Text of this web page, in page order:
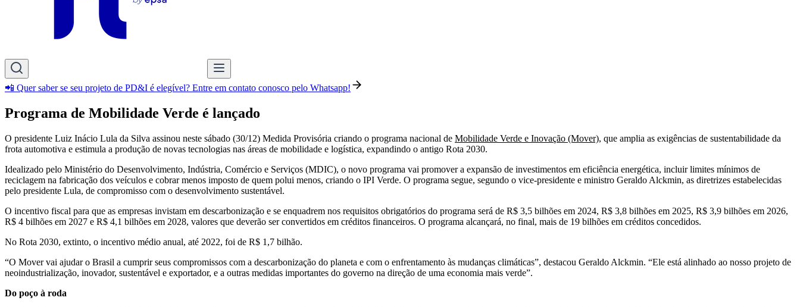
📲 Quer saber se seu projeto de PD&I é elegível? Entre em contato conosco pelo Whatsapp!
Programa de Mobilidade Verde é lançado
O presidente Luiz Inácio Lula da Silva assinou neste sábado (30/12) Medida Provisória criando o programa nacional de Mobilidade Verde e Inovação (Mover), que amplia as exigências de sustentabilidade da
frota automotiva e estimula a produção de novas tecnologias nas áreas de mobilidade e logística, expandindo o antigo Rota 2030.
Idealizado pelo Ministério do Desenvolvimento, Indústria, Comércio e Serviços (MDIC), o novo programa vai promover a expansão de investimentos em eficiência energética, incluir limites mínimos de
reciclagem na fabricação dos veículos e cobrar menos imposto de quem polui menos, criando o IPI Verde. O programa segue, segundo o vice-presidente e ministro Geraldo Alckmin, as diretrizes estabelecidas
pelo presidente Lula, de compromisso com o desenvolvimento sustentável.
O incentivo fiscal para que as empresas invistam em descarbonização e se enquadrem nos requisitos obrigatórios do programa será de R$ 3,5 bilhões em 2024, R$ 3,8 bilhões em 2025, R$ 3,9 bilhões em 2026,
R$ 4 bilhões em 2027 e R$ 4,1 bilhões em 2028, valores que deverão ser convertidos em créditos financeiros. O programa alcançará, no final, mais de 19 bilhões em créditos concedidos.
No Rota 2030, extinto, o incentivo médio anual, até 2022, foi de R$ 1,7 bilhão.
“O Mover vai ajudar o Brasil a cumprir seus compromissos com a descarbonização do planeta e com o enfrentamento às mudanças climáticas”, destacou Geraldo Alckmin. “Ele está alinhado ao nosso projeto de
neoindustrialização, inovador, sustentável e exportador, e a outras medidas importantes do governo na direção de uma economia mais verde”.
Do poço à roda